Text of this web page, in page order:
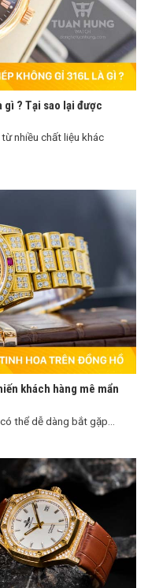
? Tại sao lại được
nhiều chất liệu khác
khách hàng mê mẩn
thể dễ dàng bắt gặp...